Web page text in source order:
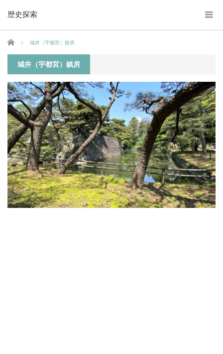
歴史探索
ホーム 城井（宇都宮）鎮房
城井（宇都宮）鎮房